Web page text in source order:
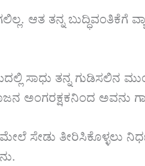
ಆತ ತನ್ನ ಬುದ್ಧಿವಂತಿಕೆಗೆ
ಸಾಧು ತನ್ನ ಗುಡಿಸಲಿನ
ಅಂಗರಕ್ಷಕನಿಂದ ಅವನು
ಸೇಡು ತೀರಿಸಿಕೊಳ್ಳಲು